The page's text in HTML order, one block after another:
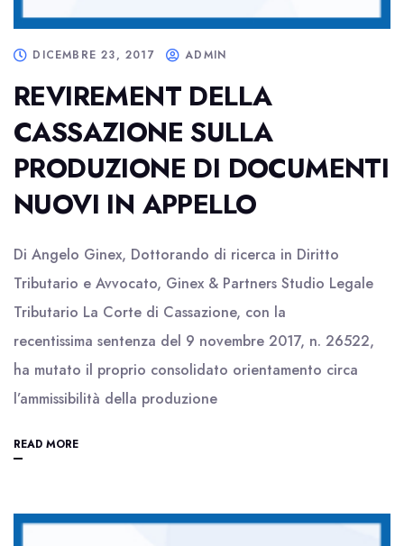
DICEMBRE 23, 2017 ADMIN
REVIREMENT DELLA
CASSAZIONE SULLA
PRODUZIONE DI DOCUMENTI
NUOVI IN APPELLO
Di Angelo Ginex, Dottorando di ricerca in Diritto
Tributario e Avvocato, Ginex & Partners Studio Legale
Tributario La Corte di Cassazione, con la
recentissima sentenza del 9 novembre 2017, n. 26522,
ha mutato il proprio consolidato orientamento circa
l’ammissibilità della produzione
READ MORE